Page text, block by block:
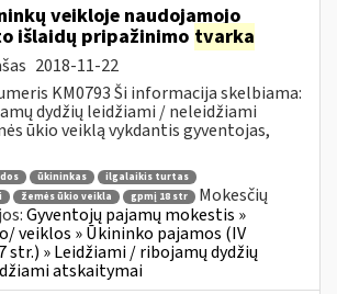
veikloje naudojamojo
išlaidų pripažinimo tvarka
2018-11-22
KM0793 Ši informacija skelbiama:
dydžių leidžiami / neleidžiami
ūkio veiklą vykdantis gyventojas,
ūkininkas
ilgalaikis turtas
žemės ūkio veikla gpmį 18 str
Mokesčių
Gyventojų pajamų mokestis »
veiklos » Ūkininko pajamos (IV
str.) » Leidžiami / ribojamų dydžių
atskaitymai